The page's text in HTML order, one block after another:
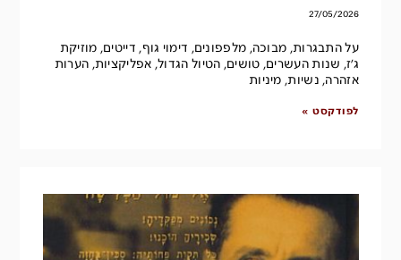
27/05/2026
על התבגרות, מבוכה, מלפפונים, דימוי גוף, דייטים, מוזיקת
ג׳ז, שנות העשרים, טושים, הטיול הגדול, אפליקציות, הערות
אזהרה, נשיות, מיניות
לפודקסט »